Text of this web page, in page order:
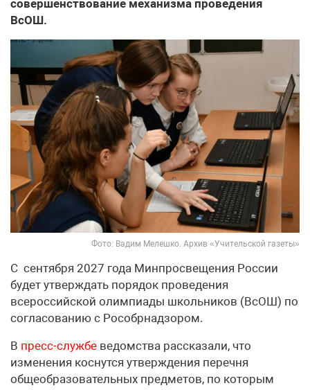
совершенствование механизма проведения
ВсОШ.
Фото: Вадим Мелешко. Архив «Учительской газеты»
С сентября 2027 года Минпросвещения России
будет утверждать порядок проведения
всероссийской олимпиады школьников (ВсОШ) по
согласованию с Рособрнадзором.
В пресс-службе ведомства рассказали, что
изменения коснутся утверждения перечня
общеобразовательных предметов, по которым